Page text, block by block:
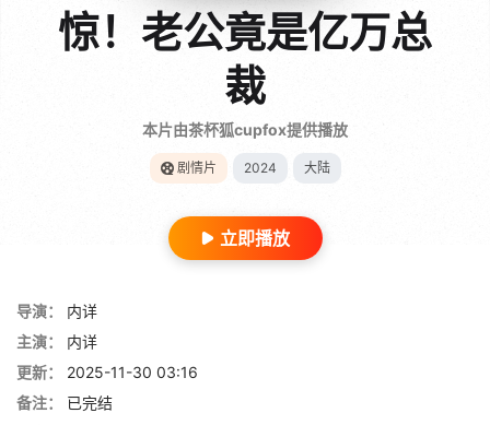
惊！老公竟是亿万总
裁
本片由茶杯狐cupfox提供播放
剧情片 2024 大陆
立即播放
导演：
内详
主演：
内详
更新：
2025-11-30 03:16
备注：
已完结